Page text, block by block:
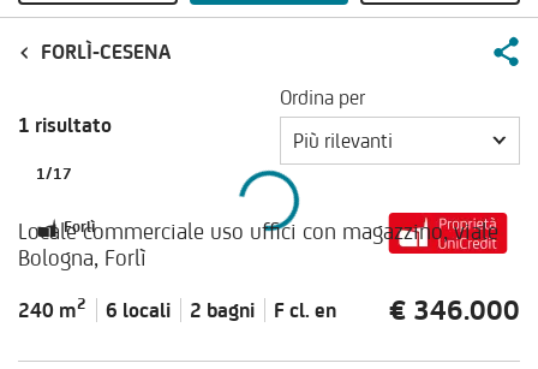
FORLÌ-CESENA
1 risultato
Ordina per
Più rilevanti
Forlì
1/17
Locale commerciale uso uffici con magazzino, viale
Bologna, Forlì
240 m2 6 locali 2 bagni F cl. en € 346.000